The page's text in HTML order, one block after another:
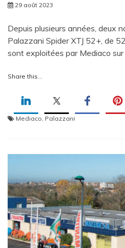
29 août 2023
Depuis plusieurs années, deux
Palazzani Spider XTJ 52+, de
sont exploitées par Mediaco sur
Share this...
Mediaco Palazzani